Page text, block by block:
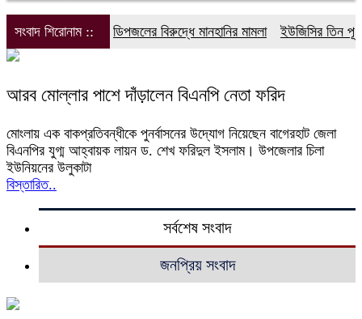
সংবাদ শিরোনাম :: ডিপজলের বিরুদ্ধে মানহানির মামলা ইউজিসির তিন
আরব মোল্লার পাশে দাঁড়ালেন বিএনপি নেতা ফরিদ
মোংলায় এক বাকপ্রতিবন্ধীকে পুনর্বাসনের উদ্যোগ নিয়েছেন বাগেরহাট জেলা
বিএনপির যুগ্ম আহ্বায়ক লায়ন ড. শেখ ফরিদুল ইসলাম। উপজেলার চিলা
ইউনিয়নের উলুকাটা
বিস্তারিত..
সর্বশেষ সংবাদ
জনপ্রিয় সংবাদ